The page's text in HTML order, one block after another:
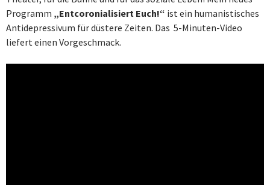
Programm „Entcoronialisiert Euch!“ ist ein humanistisches
Antidepressivum für düstere Zeiten. Das 5-Minuten-Video
liefert einen Vorgeschmack.